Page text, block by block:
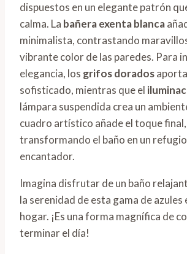
dispuestos en un elegante patrón
calma. La bañera exenta blanca
minimalista, contrastando
vibrante color de las paredes. Para
elegancia, los grifos dorados
sofisticado, mientras que el
lámpara suspendida crea un
cuadro artístico añade el toque final,
transformando el baño en un
encantador.
Imagina disfrutar de un baño
la serenidad de esta gama de azules
hogar. ¡Es una forma magnífica de
terminar el día!